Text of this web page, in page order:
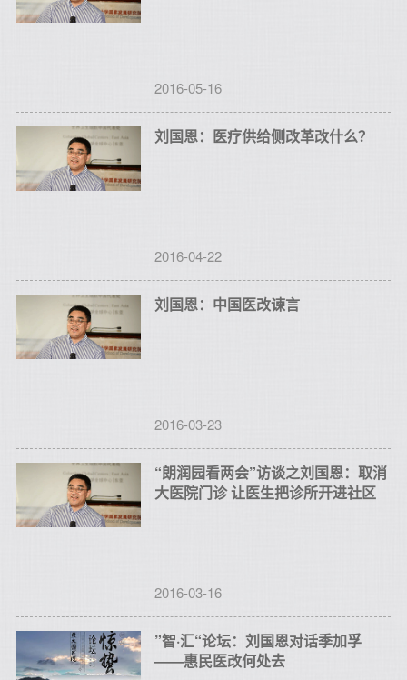
2016-05-16
刘国恩：医疗供给侧改革改什么？
2016-04-22
刘国恩：中国医改谏言
2016-03-23
“朗润园看两会”访谈之刘国恩：取消
大医院门诊 让医生把诊所开进社区
2016-03-16
”智·汇“论坛：刘国恩对话季加孚
——惠民医改何处去